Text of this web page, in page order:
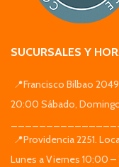
SUCURSALES Y
📍Francisco Bilbao
20:00 Sábado,
📍Providencia 2251.
Lunes a Viernes 10:00